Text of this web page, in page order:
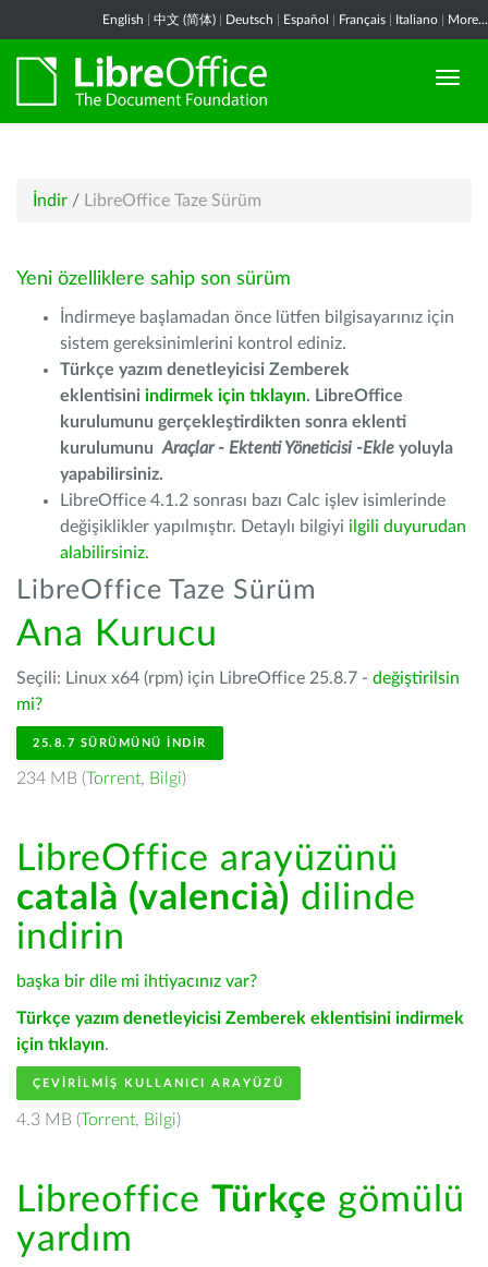
English 中文 (简体) Deutsch Español Français Italiano More...
İndir / LibreOffice Taze Sürüm
Yeni özelliklere sahip son sürüm
İndirmeye başlamadan önce lütfen bilgisayarınız için
sistem gereksinimlerini kontrol ediniz.
Türkçe yazım denetleyicisi Zemberek
eklentisini indirmek için tıklayın. LibreOffice
kurulumunu gerçekleştirdikten sonra eklenti
kurulumunu Araçlar - Ektenti Yöneticisi -Ekle yoluyla
yapabilirsiniz.
LibreOffice 4.1.2 sonrası bazı Calc işlev isimlerinde
değişiklikler yapılmıştır. Detaylı bilgiyi ilgili duyurudan
alabilirsiniz.
LibreOffice Taze Sürüm
Ana Kurucu
Seçili: Linux x64 (rpm) için LibreOffice 25.8.7 - değiştirilsin
mi?
25.8.7 SÜRÜMÜNÜ İNDIR
234 MB (Torrent, Bilgi)
LibreOffice arayüzünü
català (valencià) dilinde
indirin
başka bir dile mi ihtiyacınız var?
Türkçe yazım denetleyicisi Zemberek eklentisini indirmek
için tıklayın.
ÇEVIRILMIŞ KULLANICI ARAYÜZÜ
4.3 MB (Torrent, Bilgi)
Libreoffice Türkçe gömülü
yardım